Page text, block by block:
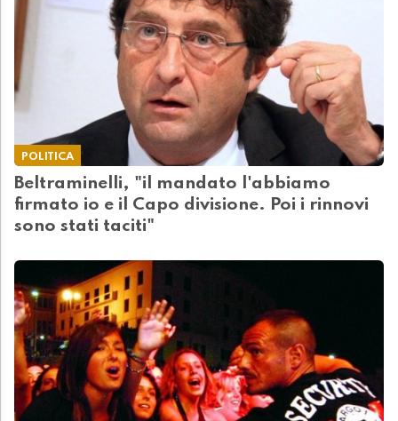
POLITICA
Beltraminelli, "il mandato l'abbiamo
firmato io e il Capo divisione. Poi i rinnovi
sono stati taciti"